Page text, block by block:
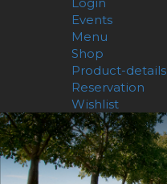
Events
Menu
Shop
Product-details
Reservation
Wishlist